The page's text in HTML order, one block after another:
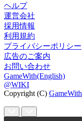
ヘルプ
運営会社
採用情報
利用規約
プライバシーポリシー
広告のご案内
お問い合わせ
GameWith(English)
@WIKI
Copyright (C) GameWith